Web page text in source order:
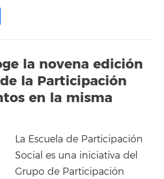
la novena edición
la Participación
en la misma
La Escuela de Participación
Social es una iniciativa del
Grupo de Participación